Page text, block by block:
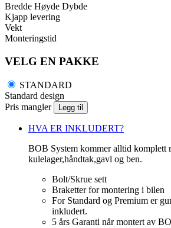
Bredde Høyde Dybde
Kjapp levering
Vekt
Monteringstid
VELG EN PAKKE
STANDARD
Standard design
Pris mangler
Legg til
HVA ER INKLUDERT?
BOB System kommer alltid komplett
kulelager,håndtak,gavl og ben.
Bolt/Skrue sett
Braketter for montering i bilen
For Standard og Premium er
inkludert.
5 års Garanti når montert av